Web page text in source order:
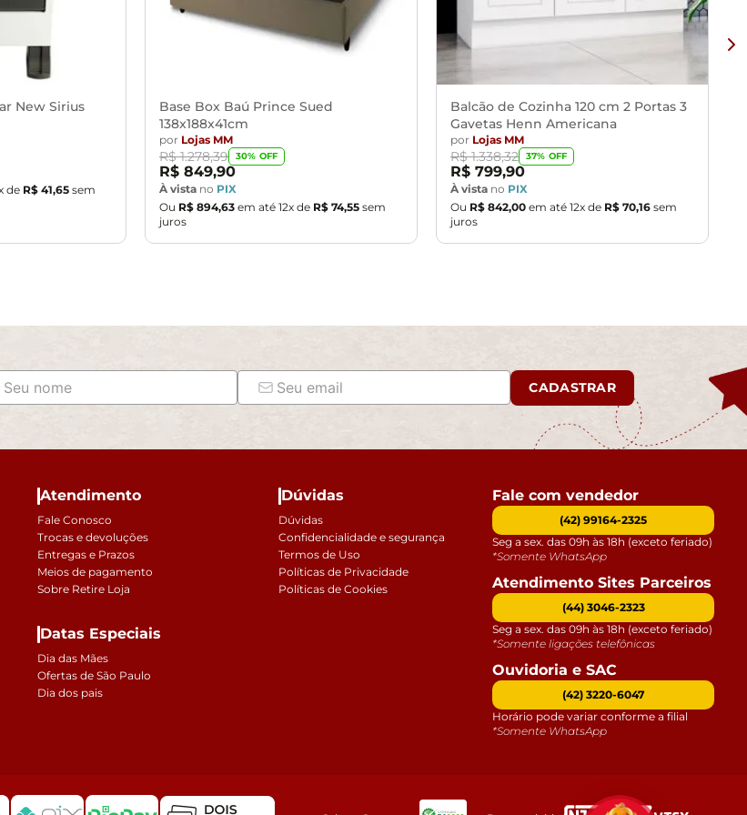
New Sirius
de R$ 41,65 sem
Base Box Baú Prince Sued
138x188x41cm
por Lojas MM
R$ 1.278,39 30% OFF
R$ 849,90
À vista no PIX
Ou R$ 894,63 em até 12x de R$ 74,55 sem
juros
Balcão de Cozinha 120 cm 2 Portas 3
Gavetas Henn Americana
por Lojas MM
R$ 1.338,32 37% OFF
R$ 799,90
À vista no PIX
Ou R$ 842,00 em até 12x de R$ 70,16 sem
juros
CADASTRAR
Atendimento
Fale Conosco
Trocas e devoluções
Entregas e Prazos
Meios de pagamento
Sobre Retire Loja
Dúvidas
Dúvidas
Confidencialidade e segurança
Termos de Uso
Políticas de Privacidade
Políticas de Cookies
Datas Especiais
Dia das Mães
Ofertas de São Paulo
Dia dos pais
Fale com vendedor
(42) 99164-2325
Seg a sex. das 09h às 18h (exceto feriado)
*Somente WhatsApp
Atendimento Sites Parceiros
(44) 3046-2323
Seg a sex. das 09h às 18h (exceto feriado)
*Somente ligações telefônicas
Ouvidoria e SAC
(42) 3220-6047
Horário pode variar conforme a filial
*Somente WhatsApp